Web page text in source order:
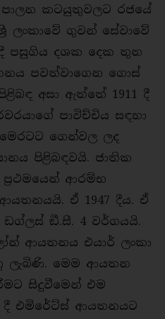
කටයුතුවලට රජයේ
ගුවන් සේවාවේ
පසුගිය දශක දෙක තුන
පවත්වාගෙන ගොස්
අසා ඇත්තේ 1911 දී
පාවිච්චිය සඳහා
ගෙන්වල ලද
පිළිබඳවයි. ජාතික
ආරම්භ
ඒ 1947 දීය. ඒ
ඞී.සී. 4 වර්ගයයි.
ආයතනය එයාර් ලංකා
මෙම ආයතන
සිදුවීමෙන් එම
එමිරේට්ස් ආයතනයට